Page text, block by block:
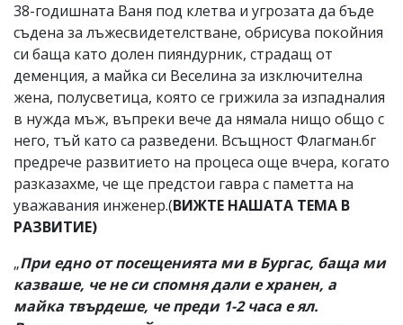
38-годишната Ваня под клетва и угрозата да бъде
съдена за лъжесвидетелстване, обрисува покойния
си баща като долен пияндурник, страдащ от
деменция, а майка си Веселина за изключителна
жена, полусветица, която се грижила за изпадналия
в нужда мъж, въпреки вече да нямала нищо общо с
него, тъй като са разведени. Всъщност Флагман.бг
предрече развитието на процеса още вчера, когато
разказахме, че ще предстои гавра с паметта на
уважавания инженер.(ВИЖТЕ НАШАТА ТЕМА В
РАЗВИТИЕ)
„При едно от посещенията ми в Бургас, баща ми
казваше, че не си спомня дали е хранен, а
майка твърдеше, че преди 1-2 часа е ял.